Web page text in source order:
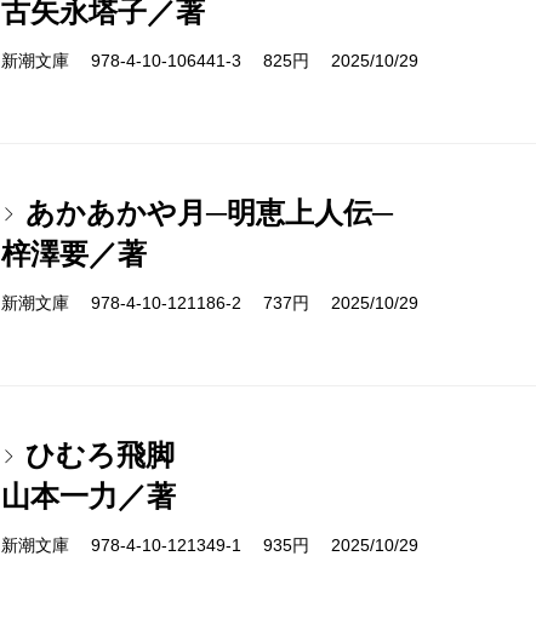
古矢永塔子／著
新潮文庫 978-4-10-106441-3 825円 2025/10/29
あかあかや月─明恵上人伝─
梓澤要／著
新潮文庫 978-4-10-121186-2 737円 2025/10/29
ひむろ飛脚
山本一力／著
新潮文庫 978-4-10-121349-1 935円 2025/10/29